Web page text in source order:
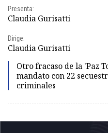
Presenta:
Claudia Gurisatti
Dirige:
Claudia Gurisatti
Otro fracaso de la 'Paz
mandato con 22
criminales
1